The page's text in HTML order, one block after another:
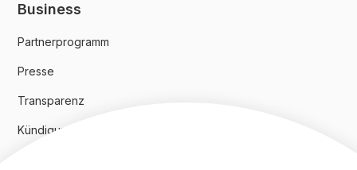
Business
Partnerprogramm
Presse
Transparenz
Kündigungsindex 2024